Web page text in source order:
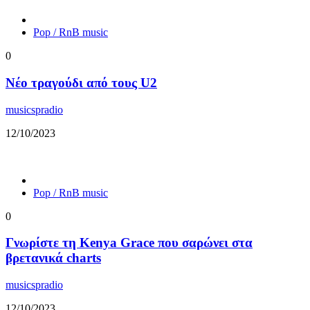
Pop / RnB music
0
Νέο τραγούδι από τους U2
musicspradio
12/10/2023
Pop / RnB music
0
Γνωρίστε τη Kenya Grace που σαρώνει στα
βρετανικά charts
musicspradio